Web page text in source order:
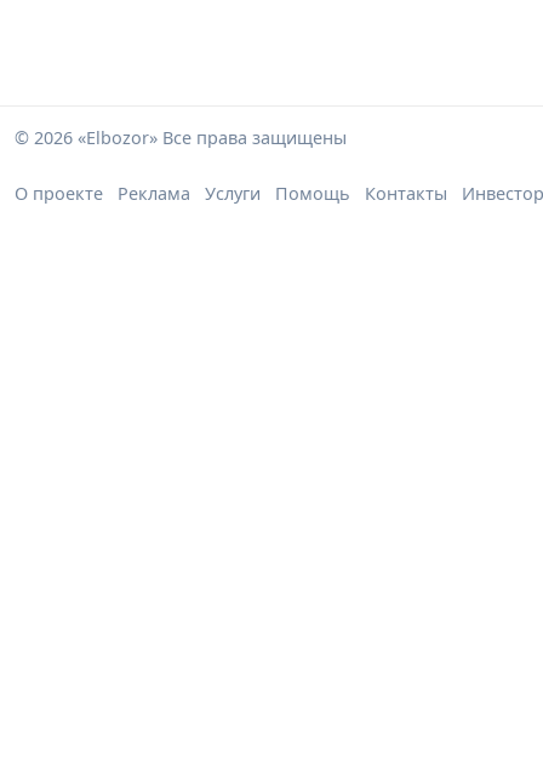
© 2026 «Elbozor» Все права защищены
О проекте Реклама Услуги Помощь Контакты